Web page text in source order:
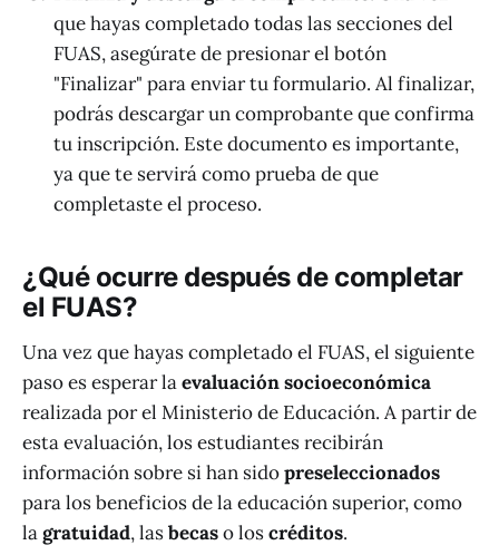
que hayas completado todas las secciones del
FUAS, asegúrate de presionar el botón
"Finalizar" para enviar tu formulario. Al finalizar,
podrás descargar un comprobante que confirma
tu inscripción. Este documento es importante,
ya que te servirá como prueba de que
completaste el proceso.
¿Qué ocurre después de completar
el FUAS?
Una vez que hayas completado el FUAS, el siguiente
paso es esperar laevaluación socioeconómica
realizada por el Ministerio de Educación. A partir de
esta evaluación, los estudiantes recibirán
información sobre si han sidopreseleccionados
para los beneficios de la educación superior, como
lagratuidad, lasbecaso loscréditos.